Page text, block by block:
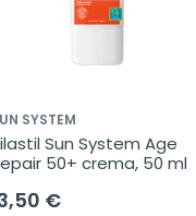
SYSTEM
Sun System Age
50+ crema, 50 ml
€